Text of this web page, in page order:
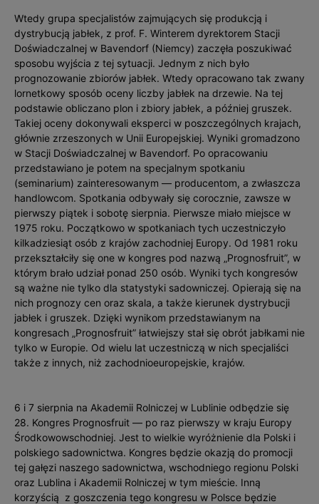
Wtedy grupa specjalistów zajmujących się produkcją i
dystrybucją jabłek, z prof. F. Winterem dyrektorem Stacji
Doświadczalnej w Bavendorf (Niemcy) zaczęła poszukiwać
sposobu wyjścia z tej sytuacji. Jednym z nich było
prognozowanie zbiorów jabłek. Wtedy opracowano tak zwany
lornetkowy sposób oceny liczby jabłek na drzewie. Na tej
podstawie obliczano plon i zbiory jabłek, a później gruszek.
Takiej oceny dokonywali eksperci w poszczególnych krajach,
głównie zrzeszonych w Unii Europejskiej. Wyniki gromadzono
w Stacji Doświadczalnej w Bavendorf. Po opracowaniu
przedstawiano je potem na specjalnym spotkaniu
(seminarium) zainteresowanym — producentom, a zwłaszcza
handlowcom. Spotkania odbywały się corocznie, zawsze w
pierwszy piątek i sobotę sierpnia. Pierwsze miało miejsce w
1975 roku. Początkowo w spotkaniach tych uczestniczyło
kilkadziesiąt osób z krajów zachodniej Europy. Od 1981 roku
przekształciły się one w kongres pod nazwą „Prognosfruit”, w
którym brało udział ponad 250 osób. Wyniki tych kongresów
są ważne nie tylko dla statystyki sadowniczej. Opierają się na
nich prognozy cen oraz skala, a także kierunek dystrybucji
jabłek i gruszek. Dzięki wynikom przedstawianym na
kongresach „Prognosfruit” łatwiejszy stał się obrót jabłkami nie
tylko w Europie. Od wielu lat uczestniczą w nich specjaliści
także z innych, niż zachodnioeuropejskie, krajów.
6 i 7 sierpnia na Akademii Rolniczej w Lublinie odbędzie się
28. Kongres Prognosfruit — po raz pierwszy w kraju Europy
Środkowowschodniej. Jest to wielkie wyróżnienie dla Polski i
polskiego sadownictwa. Kongres będzie okazją do promocji
tej gałęzi naszego sadownictwa, wschodniego regionu Polski
oraz Lublina i Akademii Rolniczej w tym mieście. Inną
korzyścią z goszczenia tego kongresu w Polsce będzie